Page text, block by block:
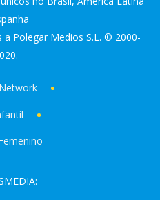
Polegar Medios S.L. © 2000-